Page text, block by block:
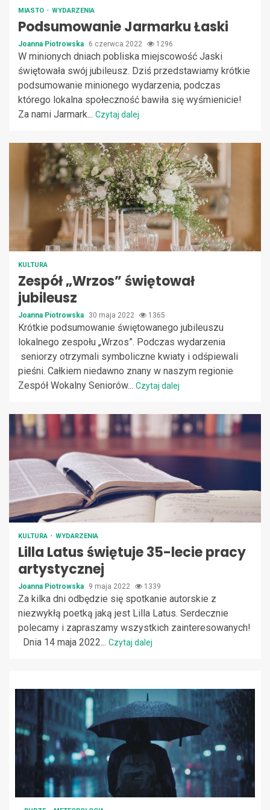
MIASTO WYDARZENIA
Podsumowanie Jarmarku Łaski
Joanna Piotrowska 6 czerwca 2022 1296
W minionych dniach pobliska miejscowość Jaski
świętowała swój jubileusz. Dziś przedstawiamy krótkie
podsumowanie minionego wydarzenia, podczas
którego lokalna społeczność bawiła się wyśmienicie!
Za nami Jarmark... Czytaj dalej
KULTURA
Zespół „Wrzos” świętował
jubileusz
Joanna Piotrowska 30 maja 2022 1365
Krótkie podsumowanie świętowanego jubileuszu
lokalnego zespołu „Wrzos”. Podczas wydarzenia
seniorzy otrzymali symboliczne kwiaty i odśpiewali
pieśni. Całkiem niedawno znany w naszym regionie
Zespół Wokalny Seniorów... Czytaj dalej
KULTURA WYDARZENIA
Lilla Latus świętuje 35-lecie pracy
artystycznej
Joanna Piotrowska 9 maja 2022 1339
Za kilka dni odbędzie się spotkanie autorskie z
niezwykłą poetką jaką jest Lilla Latus. Serdecznie
polecamy i zapraszamy wszystkich zainteresowanych!
Dnia 14 maja 2022... Czytaj dalej